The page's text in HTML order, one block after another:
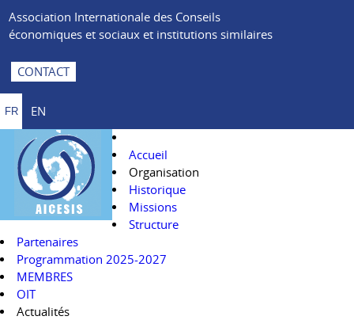
Association Internationale des Conseils
économiques et sociaux et institutions similaires
CONTACT
FR EN
Accueil
Organisation
Historique
Missions
Structure
Partenaires
Programmation 2025-2027
MEMBRES
OIT
Actualités